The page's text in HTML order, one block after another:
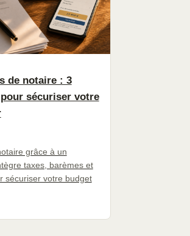
de notaire : 3
sécuriser votre
grâce à un
taxes, barèmes et
sécuriser votre budget